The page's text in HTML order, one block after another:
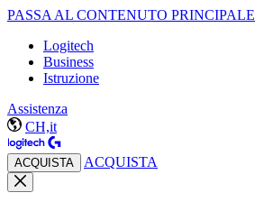
PASSA AL CONTENUTO PRINCIPALE
Logitech
Business
Istruzione
Assistenza
CH,it
ACQUISTA ACQUISTA